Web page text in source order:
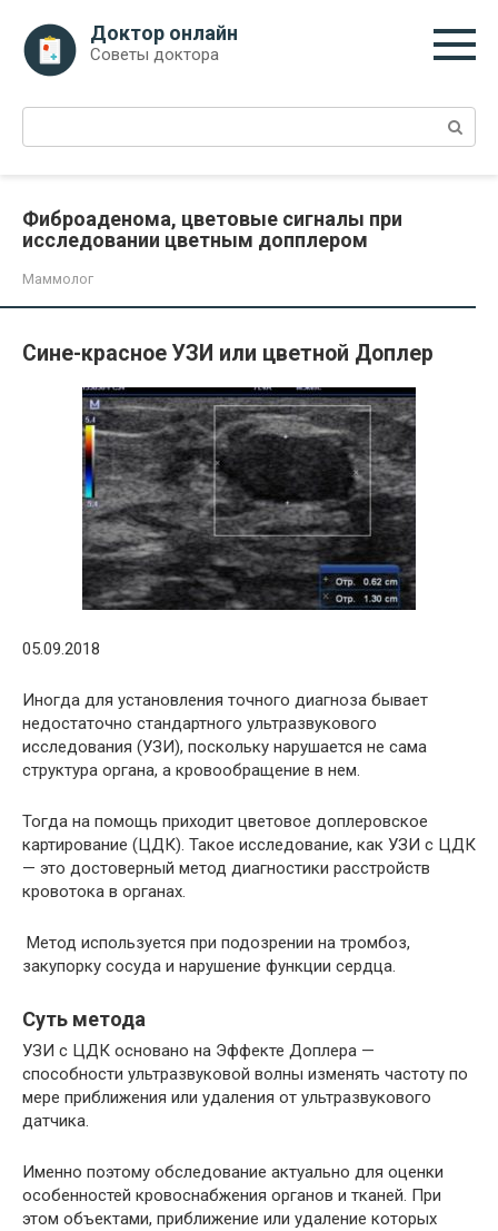
контенту
Доктор онлайн
Советы доктора
Поиск:
Фиброаденома, цветовые сигналы при
исследовании цветным допплером
Маммолог
Сине-красное УЗИ или цветной Доплер
05.09.2018
Иногда для установления точного диагноза бывает
недостаточно стандартного ультразвукового
исследования (УЗИ), поскольку нарушается не сама
структура органа, а кровообращение в нем.
Тогда на помощь приходит цветовое доплеровское
картирование (ЦДК). Такое исследование, как УЗИ с ЦДК
— это достоверный метод диагностики расстройств
кровотока в органах.
Метод используется при подозрении на тромбоз,
закупорку сосуда и нарушение функции сердца.
Суть метода
УЗИ с ЦДК основано на Эффекте Доплера —
способности ультразвуковой волны изменять частоту по
мере приближения или удаления от ультразвукового
датчика.
Именно поэтому обследование актуально для оценки
особенностей кровоснабжения органов и тканей. При
этом объектами, приближение или удаление которых